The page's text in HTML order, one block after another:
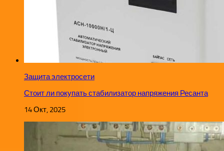
Защита электросети
Стоит ли покупать стабилизатор напряжения Ресанта
14 Окт, 2025